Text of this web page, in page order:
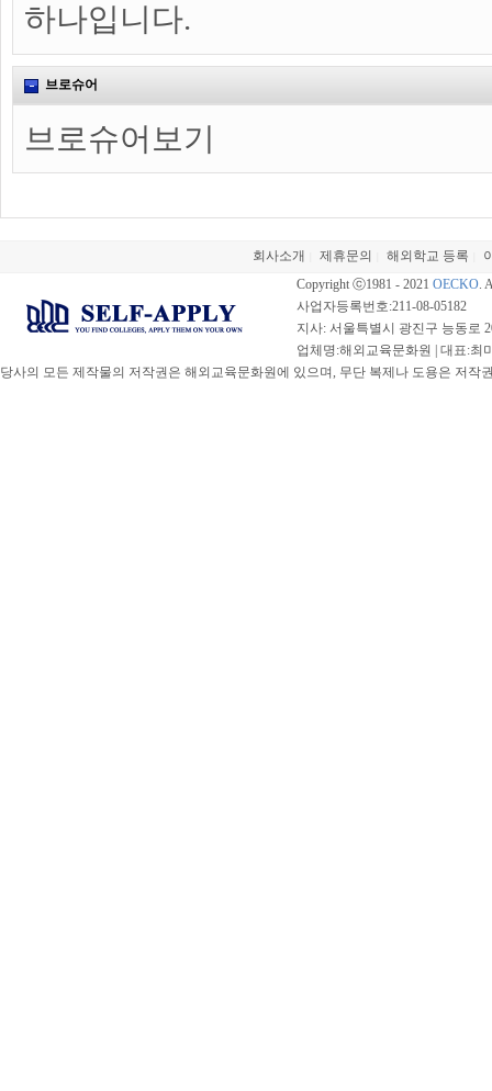
하나입니다.
브로슈어
브로슈어보기
회사소개 제휴문의 해외학교 등록
Copyright ⓒ1981 - 2021 OECKO.
사업자등록번호:211-08-05182
지사: 서울특별시 광진구 능동로
업체명:해외교육문화원 | 대표:최
당사의 모든 제작물의 저작권은 해외교육문화원에 있으며, 무단 복제나 도용은 저